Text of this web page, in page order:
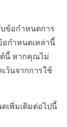
ข้อกำหนดการ
กำหนดเหล่านี้
ต์นี้ หากคุณไม่
ว้นจากการใช้
เพิ่มเติมต่อไปนี้